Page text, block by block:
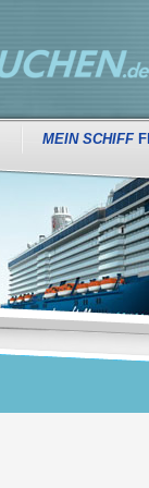
MEIN SCHIFF